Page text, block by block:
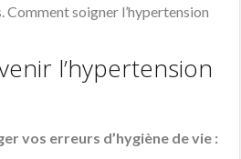
Comment soigner l’hypertension
l’hypertension
vos erreurs d’hygiène de vie :